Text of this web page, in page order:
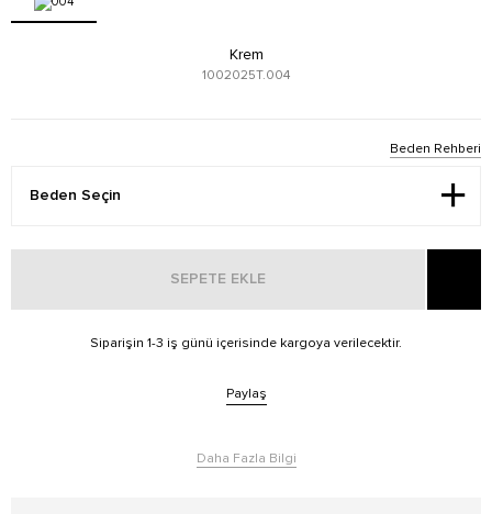
Krem
1002025T.004
Beden Rehberi
SEPETE EKLE
Siparişin 1-3 iş günü içerisinde kargoya verilecektir.
Paylaş
Daha Fazla Bilgi